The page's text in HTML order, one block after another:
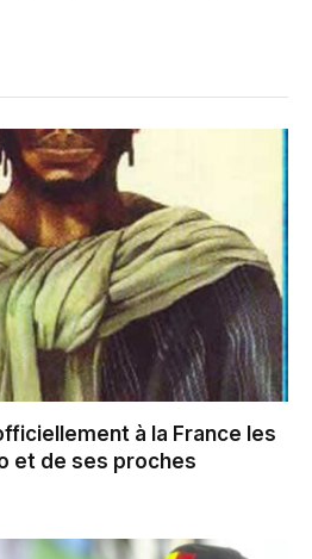
à la France les
et de ses proches